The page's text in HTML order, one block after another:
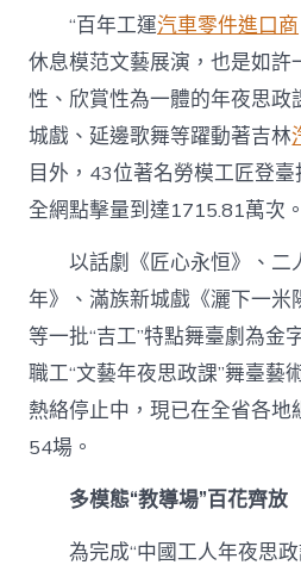
“百年工運汽車零件進口商
休息模范文藝展演，也是如許
性、欣賞性為一體的年夜思政
城戲、延邊歌舞等躍動著吉林
目外，43位著名勞模工匠登
全網點擊量到達1715.81萬次。
以話劇《匠心永恒》、二
年》、滿族新城戲《灑下一米
等一批“吉工”特點舞臺劇為金
職工“文藝年夜思政課”舞臺藝
熱絡停止中，現已在全省各地
54場。
多模態“教導場”百花齊放
為完成“中國工人年夜思